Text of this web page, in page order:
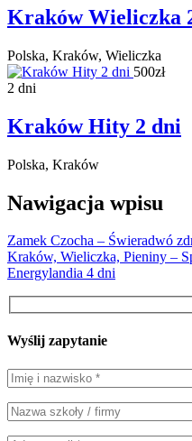
Kraków Wieliczka
Polska, Kraków, Wieliczka
500zł
2 dni
Kraków Hity 2 dni
Polska, Kraków
Nawigacja wpisu
Zamek Czocha – Świeradwó
Kraków, Wieliczka, Pieniny –
Energylandia 4 dni
Wyślij zapytanie